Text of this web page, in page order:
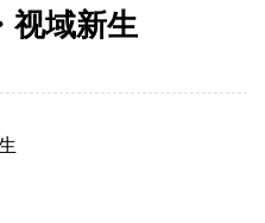
视域新生